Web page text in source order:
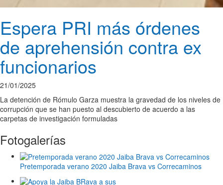
Espera PRI más órdenes
de aprehensión contra ex
funcionarios
21/01/2025
La detención de Rómulo Garza muestra la gravedad de los niveles de
corrupción que se han puesto al descubierto de acuerdo a las
carpetas de investigación formuladas
Fotogalerías
Pretemporada verano 2020 Jaiba Brava vs Correcaminos